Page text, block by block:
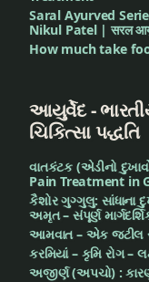
Saral Ayurved
Nikul Patel | सरल
How much take
આયુર્વેદ -
ચિકિત્સા પદ્ધતિ
વાતકંટક (એડીનો
Pain Treatment in
કૈશોર ગુગ્ગુલુ: સાંધાના
અમૃત – સંપૂર્ણ
આમવાત – એક જટીલ
કરમિયાં – કૃમિ રોગ –
અજીર્ણ (અપચો) :